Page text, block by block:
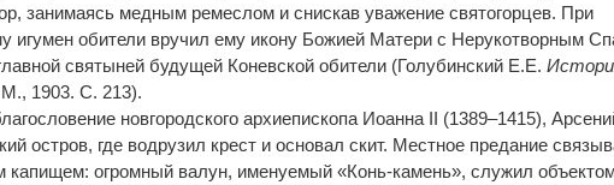
занимаясь медным ремеслом и снискав уважение святогорцев. При
игумен обители вручил ему икону Божией Матери с Нерукотворным
святыней будущей Коневской обители (Голубинский Е.Е.
1903. С. 213).
новгородского архиепископа Иоанна II (1389–1415),
остров, где водрузил крест и основал скит. Местное предание
капищем: огромный валун, именуемый «Конь-камень», служил